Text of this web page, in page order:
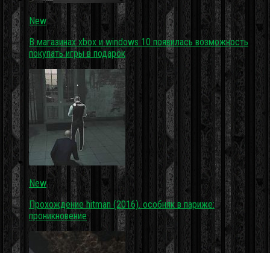
New
В магазинах xbox и windows 10 появилась возможность
покупать игры в подарок
New
Прохождение hitman (2016). особняк в париже:
проникновение